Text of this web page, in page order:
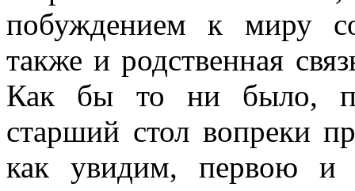
побуждением к миру
также и родственная
Как бы то ни было,
старший стол вопреки
как увидим, первою и